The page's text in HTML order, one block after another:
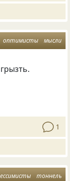
оптимисты мысли
1
тоннель